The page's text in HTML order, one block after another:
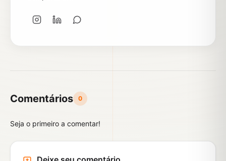
Comentários 0
Seja o primeiro a comentar!